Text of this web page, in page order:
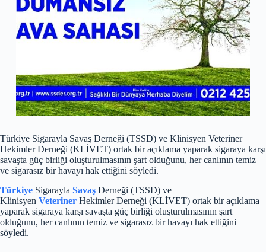
Türkiye Sigarayla Savaş Derneği (TSSD) ve Klinisyen Veteriner
Hekimler Derneği (KLİVET) ortak bir açıklama yaparak sigaraya karşı
savaşta güç birliği oluşturulmasının şart olduğunu, her canlının temiz
ve sigarasız bir havayı hak ettiğini söyledi.
Türkiye Sigarayla Savaş Derneği (TSSD) ve
Klinisyen Veteriner Hekimler Derneği (KLİVET) ortak bir açıklama
yaparak sigaraya karşı savaşta güç birliği oluşturulmasının şart
olduğunu, her canlının temiz ve sigarasız bir havayı hak ettiğini
söyledi.